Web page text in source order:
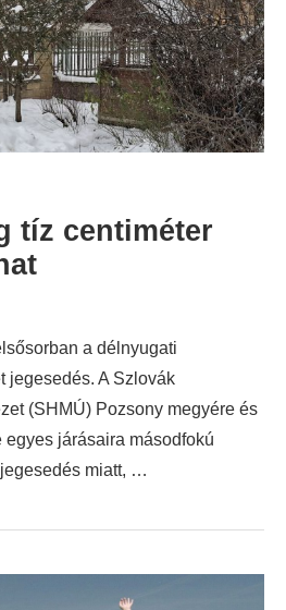
tíz centiméter
a délnyugati
jegesedés. A Szlovák
(SHMÚ) Pozsony megyére és
járásaira másodfokú
miatt, …